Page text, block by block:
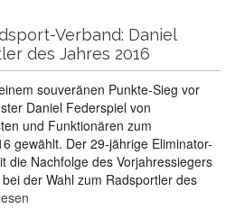
Verband: Daniel
des Jahres 2016
souveränen Punkte-Sieg vor
Daniel Federspiel von
und Funktionären zum
gewählt. Der 29-jährige Eliminator-
die Nachfolge des Vorjahressiegers
der Wahl zum Radsportler des